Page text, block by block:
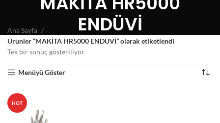
ENDÜVİ
Ana Sayfa
Ürünler “MAKİTA HR5000 ENDÜVİ” olarak etiketlendi
Tek bir sonuç gösteriliyor
Menüyü Göster
HOT